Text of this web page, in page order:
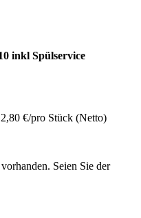
inkl Spülservice
€/pro Stück (Netto)
Seien Sie der